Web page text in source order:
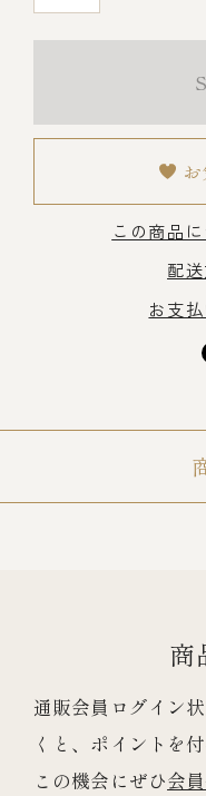
冷凍商品一覧
冷蔵商品一覧
常温商品一覧
伊勢海老料理一覧
この商品
配
お支
商
通販会員ログイン
くと、ポイントを
この機会にぜひ会